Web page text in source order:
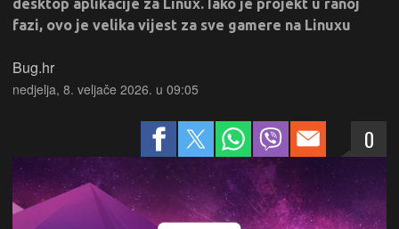
desktop aplikacije za Linux. Iako je projekt u ranoj
fazi, ovo je velika vijest za sve gamere na Linuxu
Bug.hr
nedjelja, 8. veljače 2026. u 09:05
0